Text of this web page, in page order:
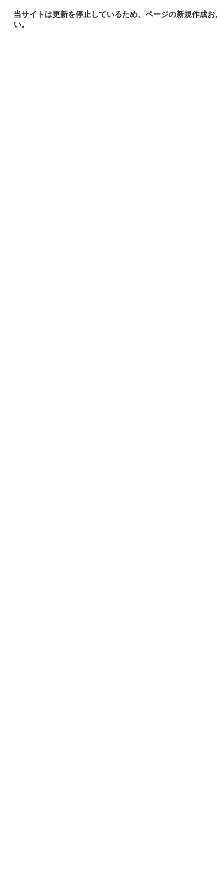
当サイトは更新を停止しているため、ページの新規作成
い。